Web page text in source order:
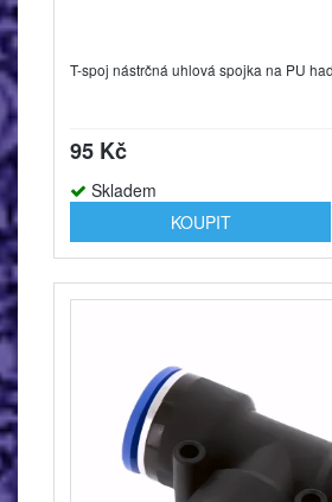
T-spoj nástrčná uhlová spojka na PU
95 Kč
Skladem
KOUPIT